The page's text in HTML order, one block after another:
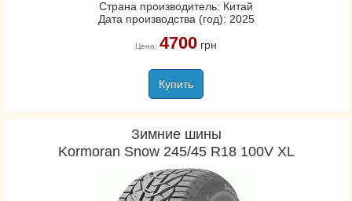
Страна производитель: Китай
Дата производства (год): 2025
Цена: 4700грн
Купить
Зимние шины
Kormoran Snow 245/45 R18 100V XL